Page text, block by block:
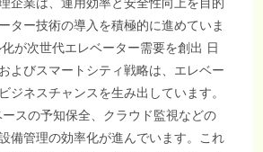
ター技術の導入を積極的に進めていま
が次世代エレベーター需要を創出 日
よびスマートシティ戦略は、エレベー
ジネスチャンスを生み出しています。
スの予知保全、クラウド監視などの
備管理の効率化が進んでいます。これ